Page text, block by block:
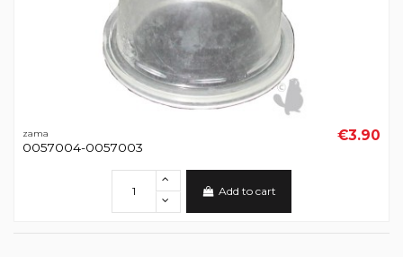
zama
0057004-0057003
€3.90
Add to cart